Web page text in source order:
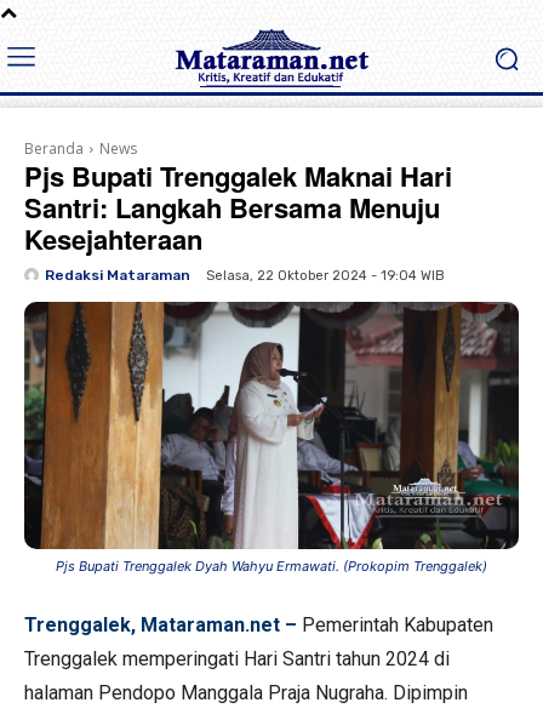
Beranda News
Pjs Bupati Trenggalek Maknai Hari
Santri: Langkah Bersama Menuju
Kesejahteraan
Redaksi Mataraman Selasa, 22 Oktober 2024 - 19:04 WIB
Pjs Bupati Trenggalek Dyah Wahyu Ermawati. (Prokopim Trenggalek)
Trenggalek, Mataraman.net – Pemerintah Kabupaten
Trenggalek memperingati Hari Santri tahun 2024 di
halaman Pendopo Manggala Praja Nugraha. Dipimpin